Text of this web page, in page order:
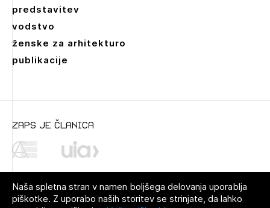
A_B_natecajni_pogoji
predstavitev
vodstvo
ženske za arhitekturo
publikacije
zaps je članica
Naša spletna stran v namen boljšega delovanja uporablja
piškotke. Z uporabo naših storitev se strinjate, da lahko